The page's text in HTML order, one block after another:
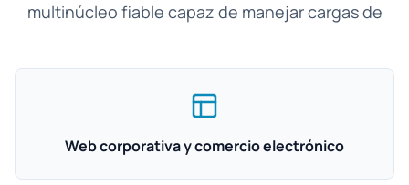
multinúcleo fiable capaz de manejar cargas de
Web corporativa y comercio electrónico